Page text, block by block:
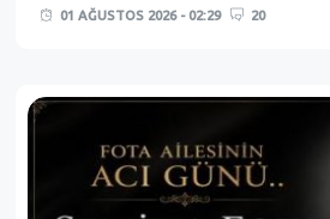
01 AĞUSTOS 2026 - 02:29 20